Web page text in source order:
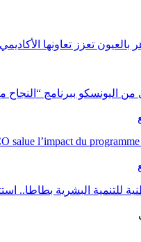
بالعيون تعزز تعاونها
من اليونسكو ببرنامج
l’impact du programme
للتنمية البشرية